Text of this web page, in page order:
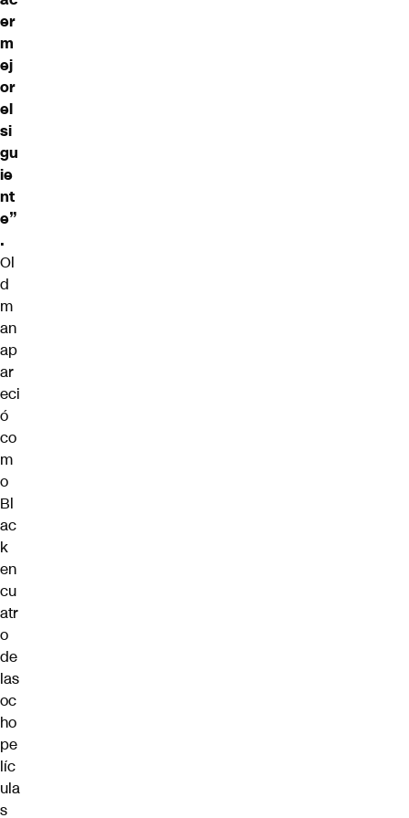
er
m
ej
or
el
si
gu
ie
nt
e”
.
Ol
d
m
an
ap
ar
eci
ó
co
m
o
Bl
ac
k
en
cu
atr
o
de
las
oc
ho
pe
líc
ula
s